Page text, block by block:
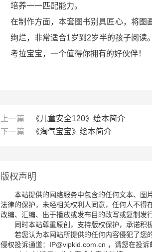
培养一一匹配能力。
在制作方面，本套图书别具匠心，将图
绚烂，非常适合1岁到2岁半的孩子阅读。
考拉宝宝，一个值得你拥有的好伙伴！
上一篇
《儿童安全120》绘本简介
下一篇
《淘气宝宝》绘本简介
版权声明
本站提供的网络服务中包含的任何文本、图
法律的保护，未经相关权利人同意，任何人不得
改编、汇编、出于播放或发布目的改写或复制发
同时本站尊重原创，支持版权保护，承诺积
若您认为本网站所提供的任何内容侵犯了您
侵权投诉通道：IP@vipkid.com.cn ，请您在投诉